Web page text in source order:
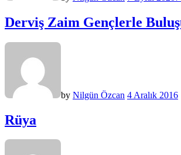
Derviş Zaim Gençlerle
by Nilgün Özcan 4 Aralık 2016
Rüya